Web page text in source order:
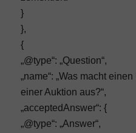
}
},
{
„@type“: „Question“,
„name“: „Was macht
einer Auktion aus?“,
„acceptedAnswer“: {
„@type“: „Answer“,